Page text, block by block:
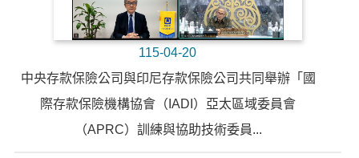
115-04-20
中央存款保險公司與印尼存款保險公司共同舉辦「國
際存款保險機構協會（IADI）亞太區域委員會
（APRC）訓練與協助技術委員...